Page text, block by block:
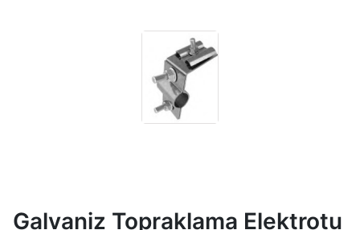
Galvaniz Topraklama Elektrotu